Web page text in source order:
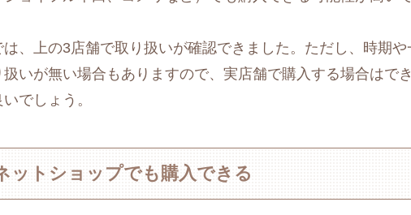
、上の3店舗で取り扱いが確認できました。ただし、時期や
いが無い場合もありますので、実店舗で購入する場合はで
でしょう。
ットショップでも購入できる